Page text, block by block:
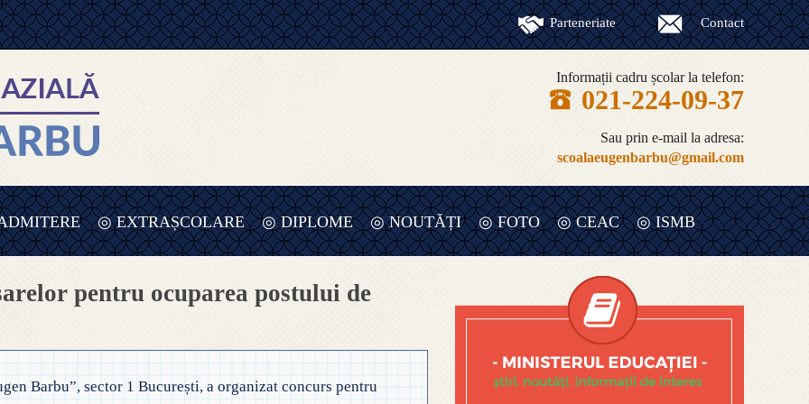
Parteneriate Contact
Informații cadru școlar la telefon:
021-224-09-37
Sau prin e-mail la adresa:
scoalaeugenbarbu@gmail.com
– 2025-2026
◎ EXTRAȘCOLARE
VERDE – PREȘCOLAR – 2025
◎ DIPLOME ◎ NOUTĂȚI ◎ FOTO ◎ CEAC
INTERNA
◎ ISMB
pentru ocuparea postului de
Barbu”, sector 1 București, a organizat concurs pentru